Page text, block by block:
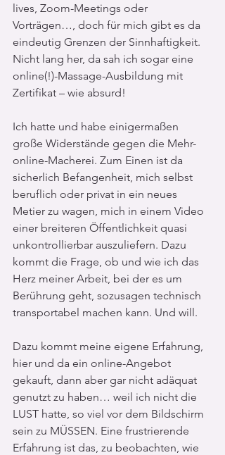
lives, Zoom-Meetings oder
Vorträgen…, doch für mich gibt es da
eindeutig Grenzen der Sinnhaftigkeit.
Nicht lang her, da sah ich sogar eine
online(!)-Massage-Ausbildung mit
Zertifikat – wie absurd!
Ich hatte und habe einigermaßen
große Widerstände gegen die Mehr-
online-Macherei. Zum Einen ist da
sicherlich Befangenheit, mich selbst
beruflich oder privat in ein neues
Metier zu wagen, mich in einem Video
einer breiteren Öffentlichkeit quasi
unkontrollierbar auszuliefern. Dazu
kommt die Frage, ob und wie ich das
Herz meiner Arbeit, bei der es um
Berührung geht, sozusagen technisch
transportabel machen kann. Und will.
Dazu kommt meine eigene Erfahrung,
hier und da ein online-Angebot
gekauft, dann aber gar nicht adäquat
genutzt zu haben… weil ich nicht die
LUST hatte, so viel vor dem Bildschirm
sein zu MÜSSEN. Eine frustrierende
Erfahrung ist das, zu beobachten, wie